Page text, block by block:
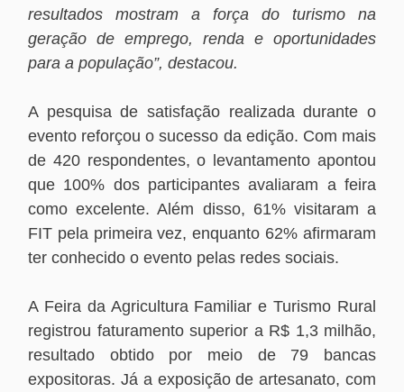
resultados mostram a força do turismo na
geração de emprego, renda e oportunidades
para a população”, destacou.
A pesquisa de satisfação realizada durante o
evento reforçou o sucesso da edição. Com mais
de 420 respondentes, o levantamento apontou
que 100% dos participantes avaliaram a feira
como excelente. Além disso, 61% visitaram a
FIT pela primeira vez, enquanto 62% afirmaram
ter conhecido o evento pelas redes sociais.
A Feira da Agricultura Familiar e Turismo Rural
registrou faturamento superior a R$ 1,3 milhão,
resultado obtido por meio de 79 bancas
expositoras. Já a exposição de artesanato, com